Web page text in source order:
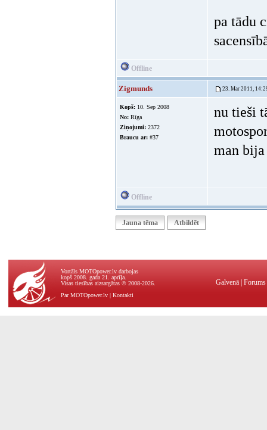
pa tādu
Offline
Zigmunds 23. Mar 2011,
Kopš: 10. Sep 2008
No: Rīga
Ziņojumi: 2372
Braucu ar: #37
nu tieši
man
Offline
Jauna tēma Atbildēt
Vortāls MOTOpower.lv darbojas
kopš 2008. gada 21. aprīļa.
Visas tiesības aizsargātas © 2008-2026.
Par MOTOpower.lv | Kontakti
Galvenā Forums